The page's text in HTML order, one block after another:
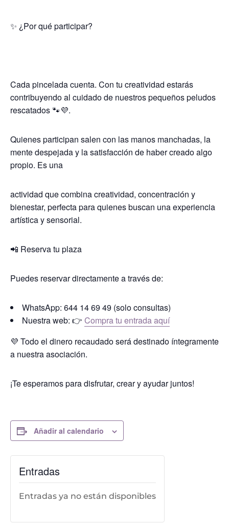
✨ ¿Por qué participar?
Cada pincelada cuenta. Con tu creatividad estarás
contribuyendo al cuidado de nuestros pequeños peludos
rescatados 🐾💜.
Quienes participan salen con las manos manchadas, la
mente despejada y la satisfacción de haber creado algo
propio. Es una
actividad que combina creatividad, concentración y
bienestar, perfecta para quienes buscan una experiencia
artística y sensorial.
📲 Reserva tu plaza
Puedes reservar directamente a través de:
WhatsApp: 644 14 69 49 (solo consultas)
Nuestra web: 👉 Compra tu entrada aquí
💜 Todo el dinero recaudado será destinado íntegramente
a nuestra asociación.
¡Te esperamos para disfrutar, crear y ayudar juntos!
Añadir al calendario
Entradas
Entradas ya no están disponibles